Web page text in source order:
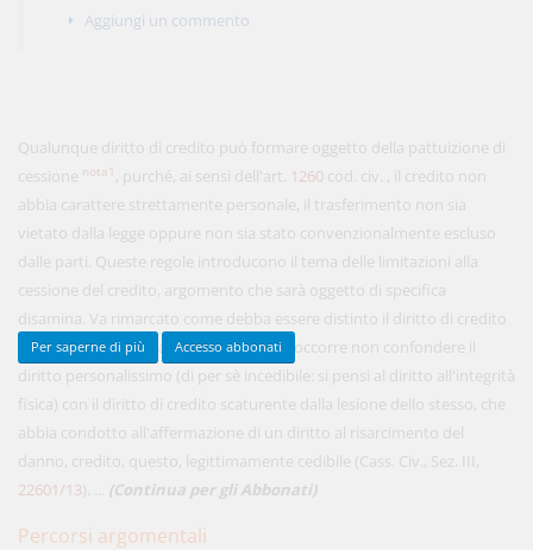
Aggiungi un commento
Qualunque diritto di credito può formare oggetto della pattuizione di
cessione nota1 , purché, ai sensi dell'art. 1260 cod. civ. , il credito non
abbia carattere strettamente personale, il trasferimento non sia
vietato dalla legge oppure non sia stato convenzionalmente escluso
dalle parti. Queste regole introducono il tema delle limitazioni alla
cessione del credito, argomento che sarà oggetto di specifica
disamina. Va rimarcato come debba essere distinto il diritto di credito
rispetto alla eziologia dello stesso. Così occorre non confondere il
diritto personalissimo (di per sè incedibile: si pensi al diritto all'integrità
fisica) con il diritto di credito scaturente dalla lesione dello stesso, che
abbia condotto all'affermazione di un diritto al risarcimento del
danno, credito, questo, legittimamente cedibile (Cass. Civ., Sez. III,
22601/13). ... (Continua per gli Abbonati)
Percorsi argomentali
48,00 € MENSILI
Acquista ora
Per saperne di più Accesso abbonati